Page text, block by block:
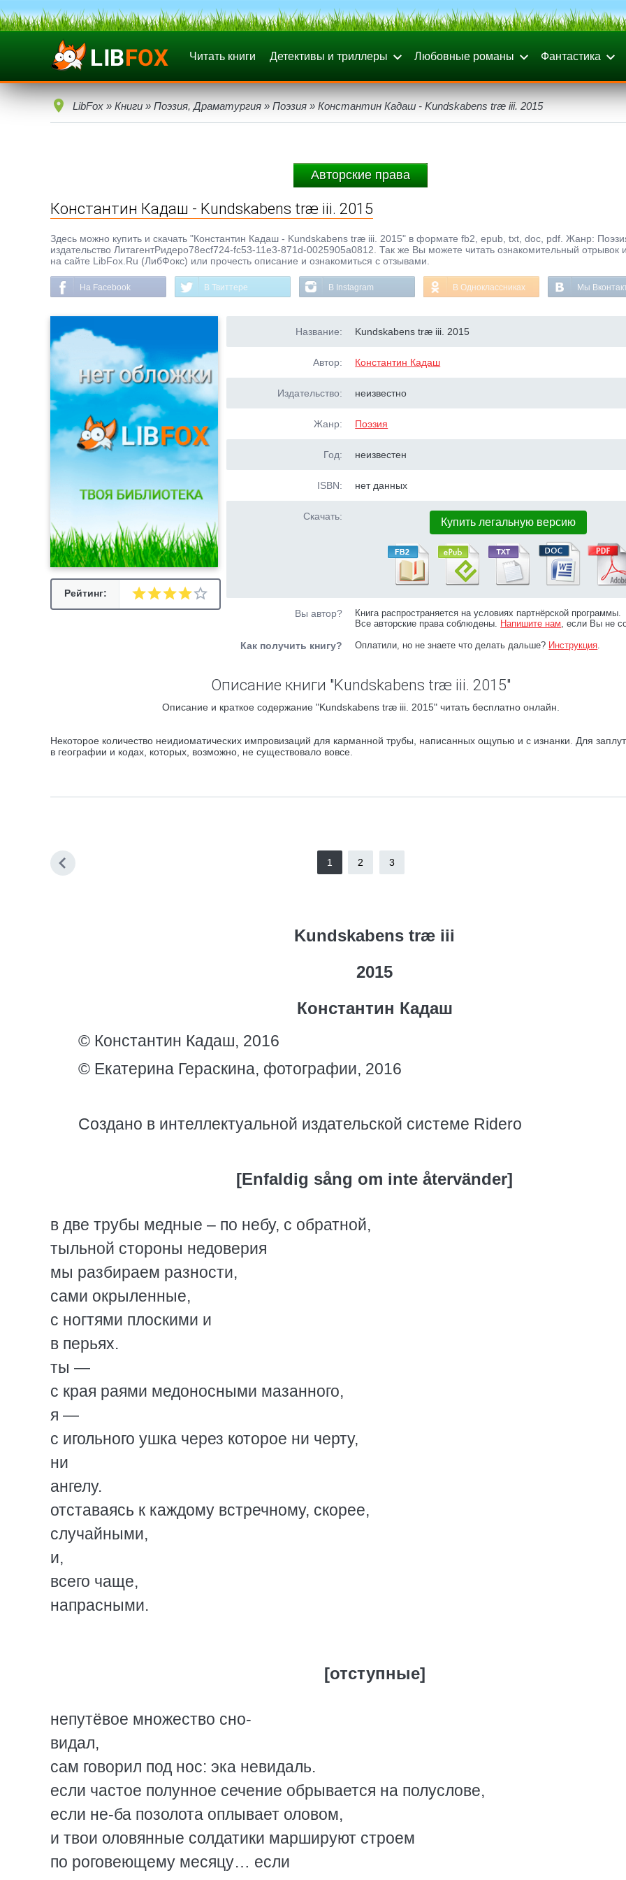
Читать книги Детективы и триллеры Любовные романы Фантастика
LibFox » Книги » Поэзия, Драматургия » Поэзия » Константин Кадаш - Kundskabens træ iii. 2015
Авторские права
Константин Кадаш - Kundskabens træ iii. 2015
Здесь можно купить и скачать "Константин Кадаш - Kundskabens træ iii. 2015" в формате fb2, epub, txt, doc, pdf. Жанр:
издательство ЛитагентРидеро78ecf724-fc53-11e3-871d-0025905a0812. Так же Вы можете читать ознакомительный отрывок
на сайте LibFox.Ru (ЛибФокс) или прочесть описание и ознакомиться с отзывами.
На Facebook В Твиттере В Instagram В Одноклассниках Мы
Рейтинг:
Название: Kundskabens træ iii. 2015
Автор: Константин Кадаш
Издательство: неизвестно
Жанр: Поэзия
Год: неизвестен
ISBN: нет данных
Скачать: Купить легальную версию
Вы автор?
Книга распространяется на условиях партнёрской программы.
Все авторские права соблюдены. Напишите нам, если Вы не
Как получить книгу? Оплатили, но не знаете что делать дальше? Инструкция.
Описание книги "Kundskabens træ iii. 2015"
Описание и краткое содержание "Kundskabens træ iii. 2015" читать бесплатно онлайн.
Некоторое количество неидиоматических импровизаций для карманной трубы, написанных ощупью и с изнанки. Для
в географии и кодах, которых, возможно, не существовало вовсе.
1 2 3
Kundskabens træ iii
2015
Константин Кадаш
© Константин Кадаш, 2016
© Екатерина Гераскина, фотографии, 2016
Создано в интеллектуальной издательской системе Ridero
[Enfaldig sång om inte återvänder]
в две трубы медные – по небу, с обратной,
тыльной стороны недоверия
мы разбираем разности,
сами окрыленные,
с ногтями плоскими и
в перьях.
ты —
с края раями медоносными мазанного,
я —
с игольного ушка через которое ни черту,
ни
ангелу.
отставаясь к каждому встречному, скорее,
случайными,
и,
всего чаще,
напрасными.
[отступные]
непутёвое множество сно-
видал,
сам говорил под нос: эка невидаль.
если частое полунное сечение обрывается на полуслове,
если не-ба позолота оплывает оловом,
и твои оловянные солдатики маршируют строем
по роговеющему месяцу… если